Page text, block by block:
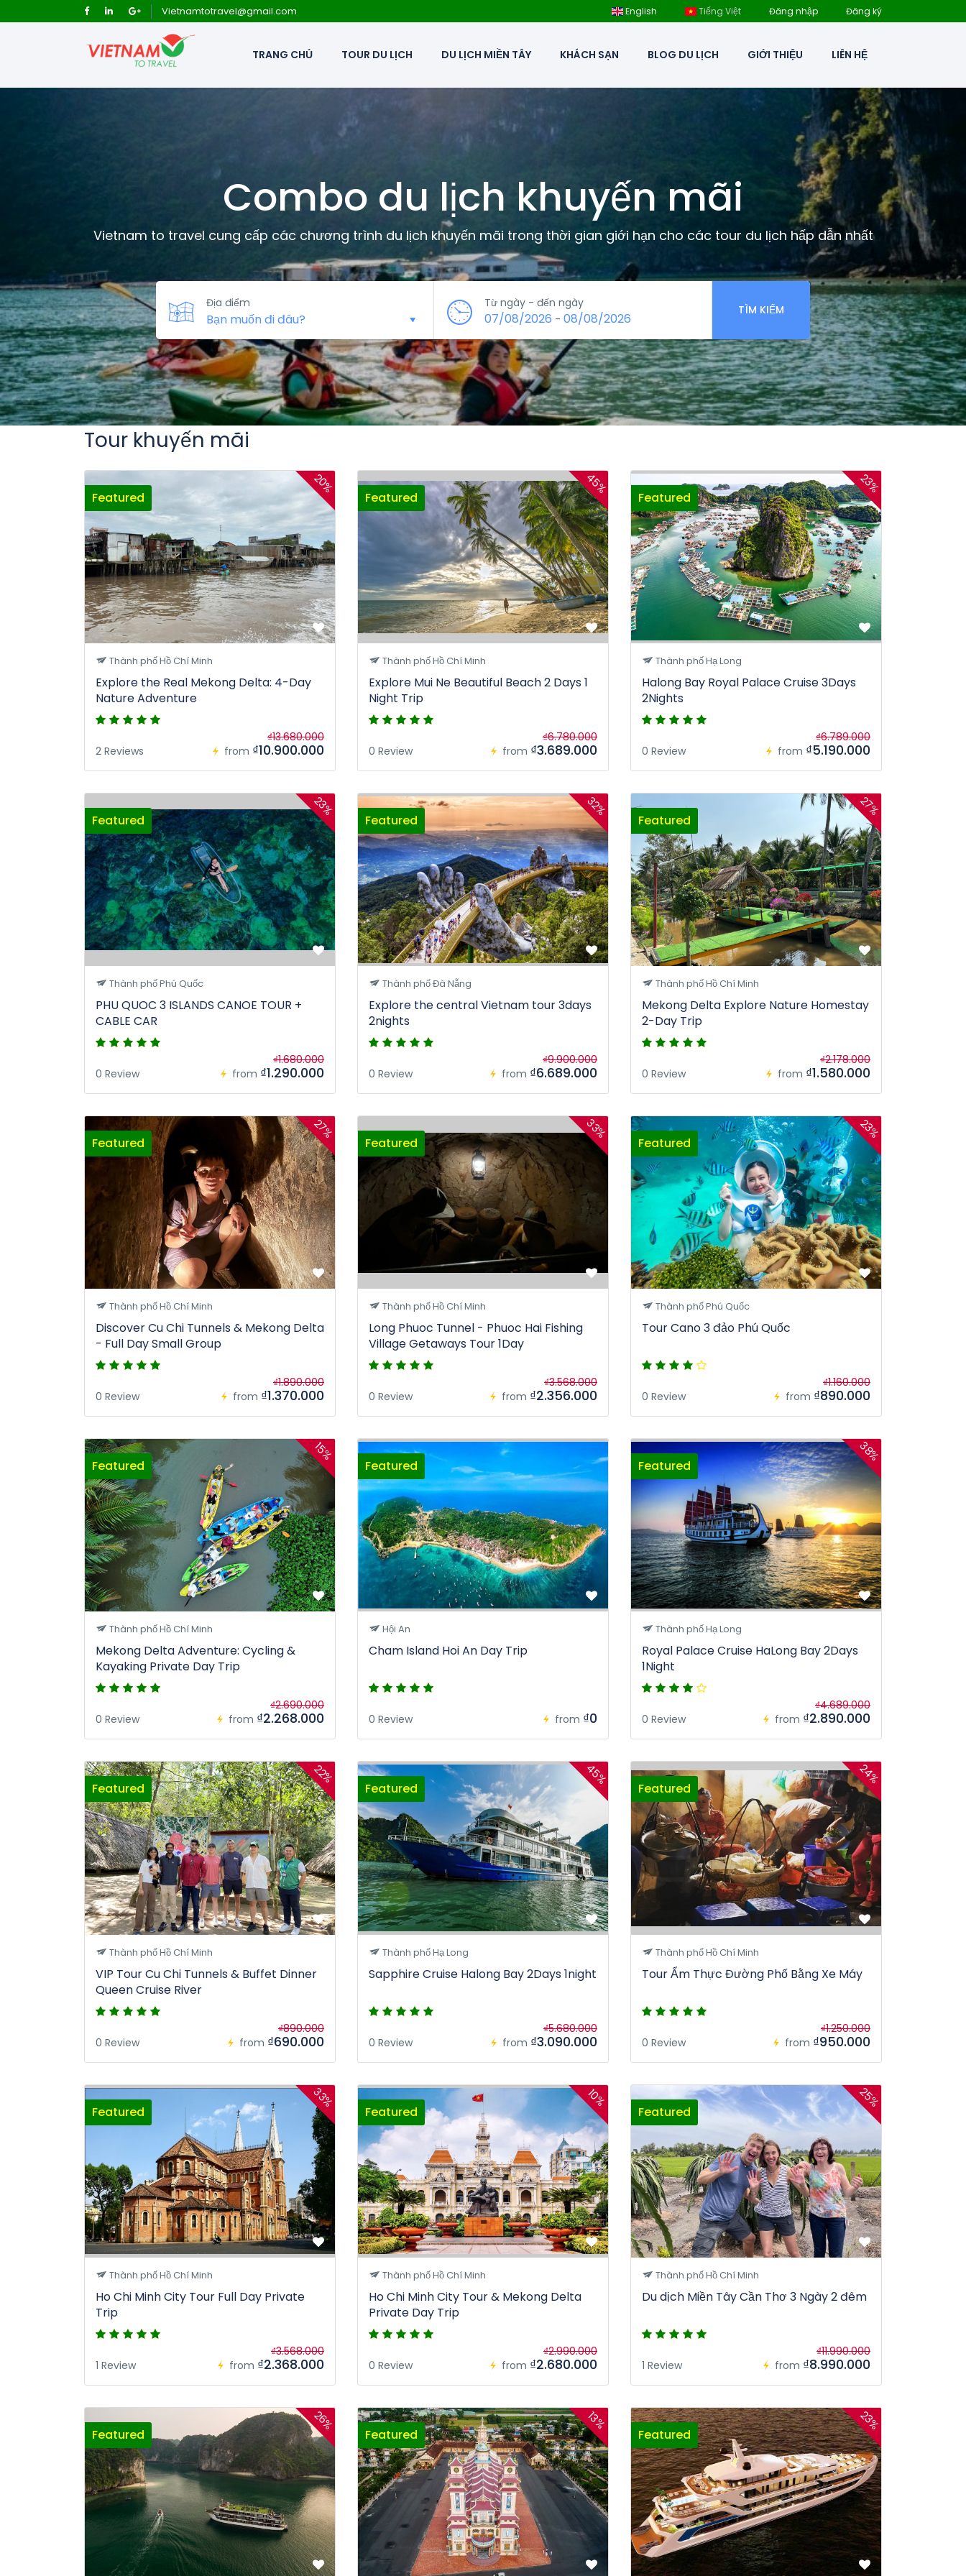
Vietnamtotravel@gmail.com English Tiếng Việt Đăng nhập Đăng ký
TRANG CHỦ TOUR DU LỊCH DU LỊCH MIỀN TÂY KHÁCH SẠN BLOG DU LỊCH GIỚI THIỆU LIÊN HỆ
Combo du lịch khuyến mãi
Vietnam to travel cung cấp các chương trình du lịch khuyến mãi trong thời gian giới hạn cho các tour du lịch hấp dẫn nhất
Địa điểm Từ ngày - đến ngày
07/08/2026 - 08/08/2026
TÌM KIẾM
Tour khuyến mãi
Featured
20%
Thành phố Hồ Chí Minh
Explore the Real Mekong Delta: 4-Day
Nature Adventure
2 Reviews from
₫13.680.000
₫10.900.000
Featured
45%
Thành phố Hồ Chí Minh
Explore Mui Ne Beautiful Beach 2 Days 1
Night Trip
0 Review from
₫6.780.000
₫3.689.000
Featured
23%
Thành phố Hạ Long
Halong Bay Royal Palace Cruise 3Days
2Nights
0 Review from
₫6.789.000
₫5.190.000
Featured
23%
Thành phố Phú Quốc
PHU QUOC 3 ISLANDS CANOE TOUR +
CABLE CAR
0 Review from
₫1.680.000
₫1.290.000
Featured
32%
Thành phố Đà Nẵng
Explore the central Vietnam tour 3days
2nights
0 Review from
₫9.900.000
₫6.689.000
Featured
27%
Thành phố Hồ Chí Minh
Mekong Delta Explore Nature Homestay
2-Day Trip
0 Review from
₫2.178.000
₫1.580.000
Featured
27%
Thành phố Hồ Chí Minh
Discover Cu Chi Tunnels & Mekong Delta
- Full Day Small Group
0 Review from
₫1.890.000
₫1.370.000
Featured
33%
Thành phố Hồ Chí Minh
Long Phuoc Tunnel - Phuoc Hai Fishing
Village Getaways Tour 1Day
0 Review from
₫3.568.000
₫2.356.000
Featured
23%
Thành phố Phú Quốc
Tour Cano 3 đảo Phú Quốc
0 Review from
₫1.160.000
₫890.000
Featured
15%
Thành phố Hồ Chí Minh
Mekong Delta Adventure: Cycling &
Kayaking Private Day Trip
0 Review from
₫2.690.000
₫2.268.000
Featured
Hội An
Cham Island Hoi An Day Trip
0 Review from ₫0
Featured
38%
Thành phố Hạ Long
Royal Palace Cruise HaLong Bay 2Days
1Night
0 Review from
₫4.689.000
₫2.890.000
Featured
22%
Thành phố Hồ Chí Minh
VIP Tour Cu Chi Tunnels & Buffet Dinner
Queen Cruise River
0 Review from
₫890.000
₫690.000
Featured
45%
Thành phố Hạ Long
Sapphire Cruise Halong Bay 2Days 1night
0 Review from
₫5.680.000
₫3.090.000
Featured
24%
Thành phố Hồ Chí Minh
Tour Ẩm Thực Đường Phố Bằng Xe Máy
0 Review from
₫1.250.000
₫950.000
Featured
33%
Thành phố Hồ Chí Minh
Ho Chi Minh City Tour Full Day Private
Trip
1 Review from
₫3.568.000
₫2.368.000
Featured
10%
Thành phố Hồ Chí Minh
Ho Chi Minh City Tour & Mekong Delta
Private Day Trip
0 Review from
₫2.990.000
₫2.680.000
Featured
25%
Thành phố Hồ Chí Minh
Du dịch Miền Tây Cần Thơ 3 Ngày 2 đêm
1 Review from
₫11.990.000
₫8.990.000
Featured
26%
Featured
13%
Featured
23%